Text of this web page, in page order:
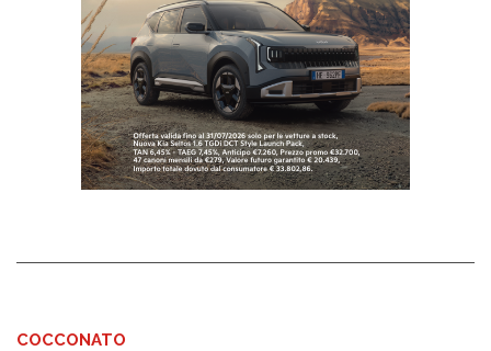
COCCONATO